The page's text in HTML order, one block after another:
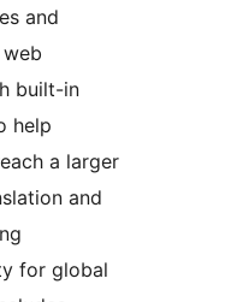
and
built-in
help
a larger
and
for global